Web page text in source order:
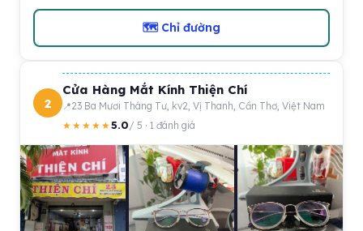
🗺 Chỉ đường
2
Cửa Hàng Mắt Kính Thiện Chí
23 Ba Mươi Tháng Tư, kv2, Vị Thanh, Cần Thơ, Việt Nam
★★★★★5.0 / 5 · 1 đánh giá